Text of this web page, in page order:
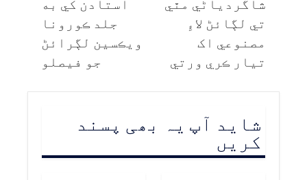
شاگردياڻي مٿي
تي لڳائڻ لاءِ
مصنوعي اک
تيار ڪري ورتي
استادن کي به
جلد ڪورونا
ويڪسين لڳرائڻ
جو فيصلو
شاید آپ یہ بھی پسند
کریں